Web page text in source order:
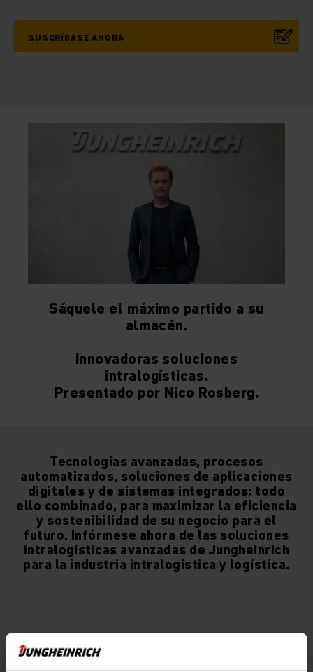
SUSCRÍBASE AHORA
Sáquele el máximo partido a su
almacén.
Innovadoras soluciones
intralogísticas.
Presentado por Nico Rosberg.
Tecnologías avanzadas, procesos
automatizados, soluciones de aplicaciones
digitales y de sistemas integrados; todo
ello combinado, para maximizar la eficiencia
y sostenibilidad de su negocio para el
futuro. Infórmese ahora de las soluciones
intralogísticas avanzadas de Jungheinrich
para la industria intralogística y logística.
Electrificación